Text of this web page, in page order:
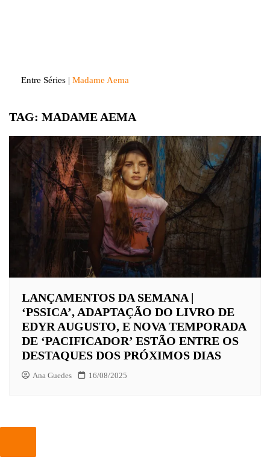
Entre Séries | Madame Aema
TAG: MADAME AEMA
LANÇAMENTOS DA SEMANA |
‘PSSICA’, ADAPTAÇÃO DO LIVRO DE
EDYR AUGUSTO, E NOVA TEMPORADA
DE ‘PACIFICADOR’ ESTÃO ENTRE OS
DESTAQUES DOS PRÓXIMOS DIAS
Ana Guedes 16/08/2025